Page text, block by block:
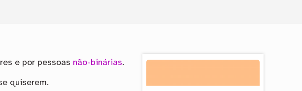
e por pessoas não-binárias.
quiserem.